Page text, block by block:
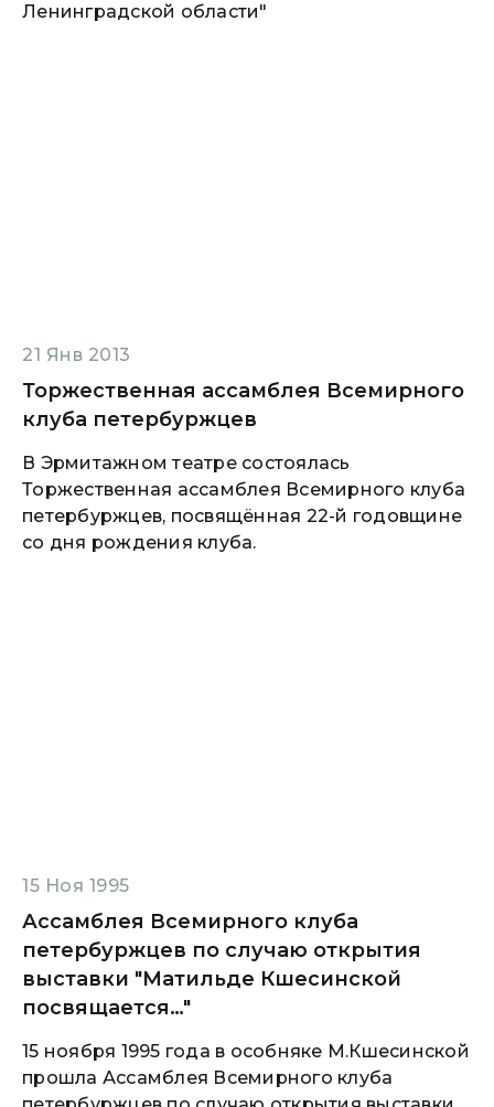
Ленинградской области"
21 Янв 2013
Торжественная ассамблея Всемирного
клуба петербуржцев
В Эрмитажном театре состоялась
Торжественная ассамблея Всемирного клуба
петербуржцев, посвящённая 22-й годовщине
со дня рождения клуба.
15 Ноя 1995
Ассамблея Всемирного клуба
петербуржцев по случаю открытия
выставки "Матильде Кшесинской
посвящается…"
15 ноября 1995 года в особняке М.Кшесинской
прошла Ассамблея Всемирного клуба